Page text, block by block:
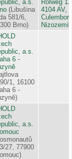
a.s.
(Libušina
581/6,
Brno)
Rolweg
4104 AV,
Nizozemí
a.s.
6 -
1, 16100
6 -
a.s.
27, 77900